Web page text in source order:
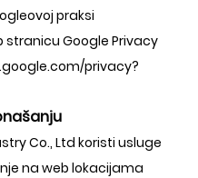
praksi
Google Privacy
privacy?
Co., Ltd koristi usluge
na web lokacijama